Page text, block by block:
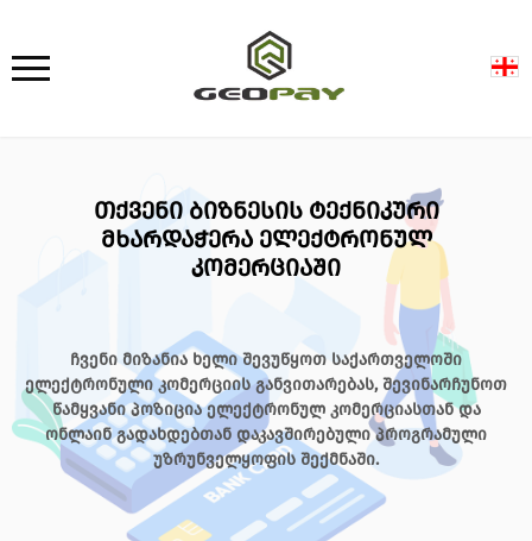
თქვენი ბიზნესის ტექნიკური
მხარდაჭერა ელექტრონულ
კომერციაში
ჩვენი მიზანია ხელი შევუწყოთ საქართველოში
ელექტრონული კომერციის განვითარებას, შევინარჩუნოთ
წამყვანი პოზიცია ელექტრონულ კომერციასთან და
ონლაინ გადახდებთან დაკავშირებული პროგრამული
უზრუნველყოფის შექმნაში.